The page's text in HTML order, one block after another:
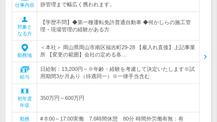
仕事内容 捗管理まで幅広く携われます。
対象と
なる方
【学歴不問】◆第一種運転免許普通自動車 ◆何かしらの施工管
理・現場管理の経験がある方
勤務地
＜本社＞ 岡山県岡山市南区福吉町29-28 【雇入れ直後】上記事業
所 【変更の範囲】会社の定める各…
給与
日給制：13,200円～※年齢・経験を考慮して決定いたします※試
用期間3か月あり（待遇同一）※一律手当含む
初年度
年収
350万円～600万円
勤務
# 8:00～17:00実働 7.6時間休憩 80分 時間外労働有無：有